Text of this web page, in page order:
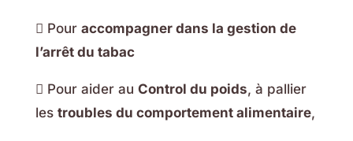
 Pour accompagner dans la gestion de
l’arrêt du tabac
 Pour aider au Control du poids, à pallier
les troubles du comportement alimentaire,